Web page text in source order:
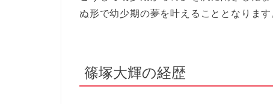
ぬ形で幼少期の夢を叶えることとなります
篠塚大輝の経歴